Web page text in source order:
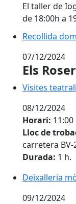
El taller de
de 18:00h a
Recollida
Recollida
07/12/2024
Els
Visites
Visites
08/12/2024
Horari: 11:00
Lloc de
carretera BV-
Durada: 1 h.
Deixalleria
Deixalleria
09/12/2024